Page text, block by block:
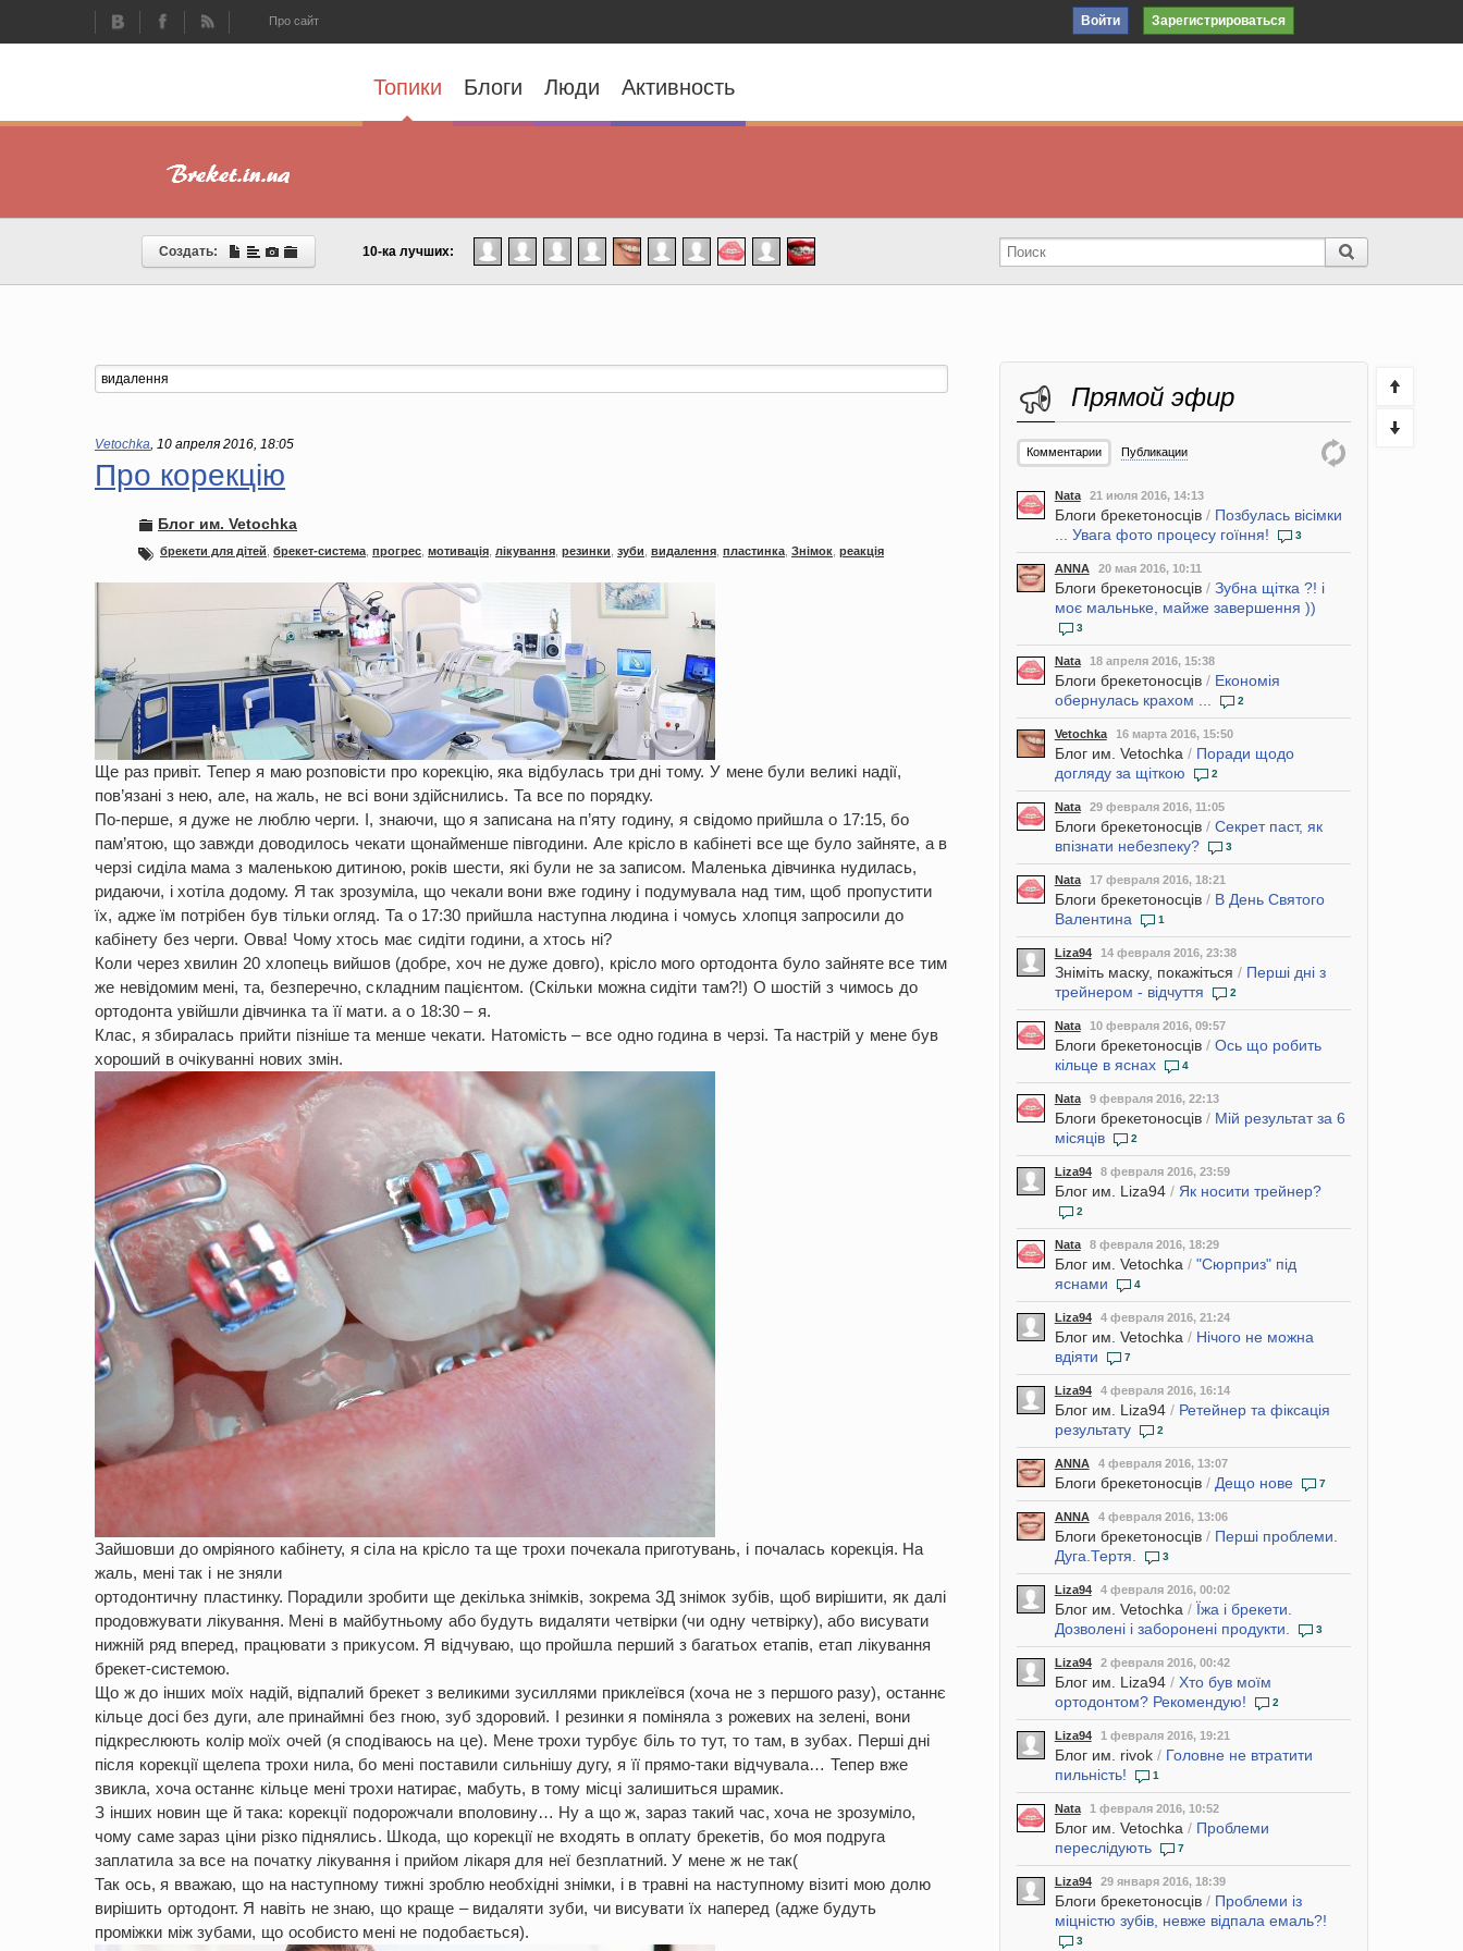
Про сайт Войти Зарегистрироваться
Топики Блоги Люди Активность
Создать: 10-ка лучших:
Vetochka, 10 апреля 2016, 18:05
Про корекцію
Блог им. Vetochka
брекети для дітей брекет-система прогрес мотивація лікування резинки зуби видалення пластинка Знімок реакція
Ще раз привіт. Тепер я маю розповісти про корекцію, яка відбулась три дні тому. У мене були великі надії,
пов’язані з нею, але, на жаль, не всі вони здійснились. Та все по порядку.
По-перше, я дуже не люблю черги. І, знаючи, що я записана на п’яту годину, я свідомо прийшла о 17:15, бо
пам’ятою, що завжди доводилось чекати щонайменше півгодини. Але крісло в кабінеті все ще було зайняте, а в
черзі сиділа мама з маленькою дитиною, років шести, які були не за записом. Маленька дівчинка нудилась,
ридаючи, і хотіла додому. Я так зрозуміла, що чекали вони вже годину і подумувала над тим, щоб пропустити
їх, адже їм потрібен був тільки огляд. Та о 17:30 прийшла наступна людина і чомусь хлопця запросили до
кабінету без черги. Овва! Чому хтось має сидіти години, а хтось ні?
Коли через хвилин 20 хлопець вийшов (добре, хоч не дуже довго), крісло мого ортодонта було зайняте все тим
же невідомим мені, та, безперечно, складним пацієнтом. (Скільки можна сидіти там?!) О шостій з чимось до
ортодонта увійшли дівчинка та її мати. а о 18:30 – я.
Клас, я збиралась прийти пізніше та менше чекати. Натомість – все одно година в черзі. Та настрій у мене був
хороший в очікуванні нових змін.
Зайшовши до омріяного кабінету, я сіла на крісло та ще трохи почекала приготувань, і почалась корекція. На
жаль, мені так і не зняли
ортодонтичну пластинку. Порадили зробити ще декілька знімків, зокрема 3Д знімок зубів, щоб вирішити, як далі
продовжувати лікування. Мені в майбутньому або будуть видаляти четвірки (чи одну четвірку), або висувати
нижній ряд вперед, працювати з прикусом. Я відчуваю, що пройшла перший з багатьох етапів, етап лікування
брекет-системою.
Що ж до інших моїх надій, відпалий брекет з великими зусиллями приклеївся (хоча не з першого разу), останнє
кільце досі без дуги, але принаймні без гною, зуб здоровий. І резинки я поміняла з рожевих на зелені, вони
підкреслюють колір моїх очей (я сподіваюсь на це). Мене трохи турбує біль то тут, то там, в зубах. Перші дні
після корекції щелепа трохи нила, бо мені поставили сильнішу дугу, я її прямо-таки відчувала… Тепер вже
звикла, хоча останнє кільце мені трохи натирає, мабуть, в тому місці залишиться шрамик.
З інших новин ще й така: корекції подорожчали вполовину… Ну а що ж, зараз такий час, хоча не зрозуміло,
чому саме зараз ціни різко піднялись. Шкода, що корекції не входять в оплату брекетів, бо моя подруга
заплатила за все на початку лікування і прийом лікаря для неї безплатний. У мене ж не так(
Так ось, я вважаю, що на наступному тижні зроблю необхідні знімки, і в травні на наступному візиті мою долю
вирішить ортодонт. Я навіть не знаю, що краще – видаляти зуби, чи висувати їх наперед (адже будуть
проміжки між зубами, що особисто мені не подобається).
Прямой эфир
Комментарии Публикации
Nata 21 июля 2016, 14:13
Блоги брекетоносців/ Позбулась вісімки
... Увага фото процесу гоїння!
3
ANNA 20 мая 2016, 10:11
Блоги брекетоносців/ Зубна щітка ?! і
моє мальньке, майже завершення ))
3
Nata 18 апреля 2016, 15:38
Блоги брекетоносців/ Економія
обернулась крахом ...
2
Vetochka 16 марта 2016, 15:50
Блог им. Vetochka / Поради щодо
догляду за щіткою
2
Nata 29 февраля 2016, 11:05
Блоги брекетоносців/ Секрет паст, як
впізнати небезпеку?
3
Nata 17 февраля 2016, 18:21
Блоги брекетоносців/ В День Святого
Валентина
1
Liza94 14 февраля 2016, 23:38
Зніміть маску, покажіться / Перші дні з
трейнером - відчуття
2
Nata 10 февраля 2016, 09:57
Блоги брекетоносців/ Ось що робить
кільце в яснах
4
Nata 9 февраля 2016, 22:13
Блоги брекетоносців/ Мій результат за 6
місяців
2
Liza94 8 февраля 2016, 23:59
Блог им. Liza94/ Як носити трейнер?
2
Nata 8 февраля 2016, 18:29
Блог им. Vetochka / "Сюрприз" під
яснами
4
Liza94 4 февраля 2016, 21:24
Блог им. Vetochka / Нічого не можна
вдіяти
7
Liza94 4 февраля 2016, 16:14
Блог им. Liza94/ Ретейнер та фіксація
результату
2
ANNA 4 февраля 2016, 13:07
Блоги брекетоносців/ Дещо нове 7
ANNA 4 февраля 2016, 13:06
Блоги брекетоносців/ Перші проблеми.
Дуга.Тертя.
3
Liza94 4 февраля 2016, 00:02
Блог им. Vetochka / Їжа і брекети.
Дозволені і заборонені продукти.
3
Liza94 2 февраля 2016, 00:42
Блог им. Liza94/ Хто був моїм
ортодонтом? Рекомендую!
2
Liza94 1 февраля 2016, 19:21
Блог им. rivok/ Головне не втратити
пильність!
1
Nata 1 февраля 2016, 10:52
Блог им. Vetochka / Проблеми
переслідують
7
Liza94 29 января 2016, 18:39
Блоги брекетоносців/ Проблеми із
міцністю зубів, невже відпала емаль?!
3